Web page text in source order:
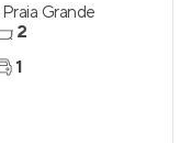
Praia Grande
2
1